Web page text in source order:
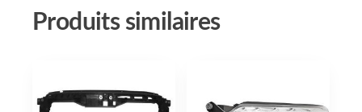
Produits similaires